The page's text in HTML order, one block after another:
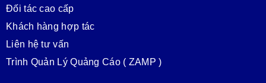
Đối tác cao cấp
Khách hàng hợp tác
Liên hệ tư vấn
Trình Quản Lý Quảng Cáo ( ZAMP )